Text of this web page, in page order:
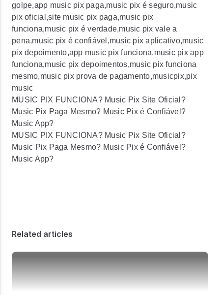
golpe,app music pix paga,music pix é seguro,music
pix oficial,site music pix paga,music pix
funciona,music pix é verdade,music pix vale a
pena,music pix é confiável,music pix aplicativo,music
pix depoimento,app music pix funciona,music pix app
funciona,music pix depoimentos,music pix funciona
mesmo,music pix prova de pagamento,musicpix,pix
music
MUSIC PIX FUNCIONA? Music Pix Site Oficial?
Music Pix Paga Mesmo? Music Pix é Confiável?
Music App?
MUSIC PIX FUNCIONA? Music Pix Site Oficial?
Music Pix Paga Mesmo? Music Pix é Confiável?
Music App?
Related articles